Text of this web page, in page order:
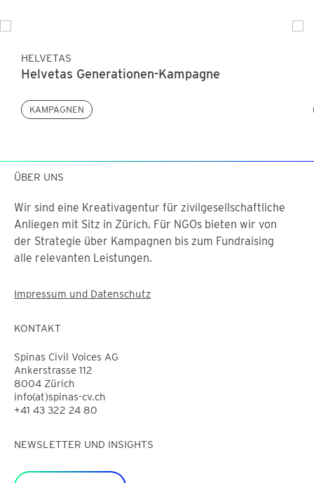
HELVETAS
Helvetas Generationen-Kampagne
KAMPAGNEN
ÜBER UNS
Wir sind eine Kreativagentur für zivilgesellschaftliche
Anliegen mit Sitz in Zürich. Für NGOs bieten wir von
der Strategie über Kampagnen bis zum Fundraising
alle relevanten Leistungen.
Impressum und Datenschutz
KONTAKT
Spinas Civil Voices AG
Ankerstrasse 112
8004 Zürich
info(at)spinas-cv.ch
+41 43 322 24 80
NEWSLETTER UND INSIGHTS